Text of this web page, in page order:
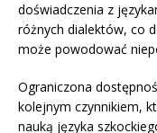
doświadczenia z
różnych dialektów, co
może powodować
Ograniczona
kolejnym czynnikiem,
nauką języka